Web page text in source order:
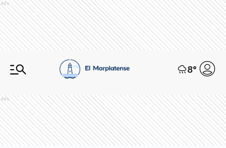
Ads
8°
Ads